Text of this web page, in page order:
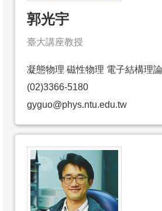
郭光宇
臺大講座教授
凝態物理 磁性物理 電子結構理論
(02)3366-5180
gyguo@phys.ntu.edu.tw